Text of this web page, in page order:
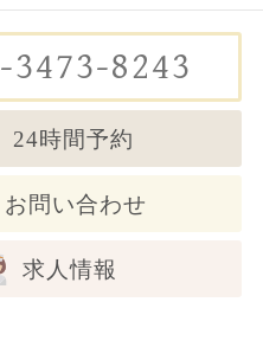
3473-8243
24時間予約
お問い合わせ
求人情報